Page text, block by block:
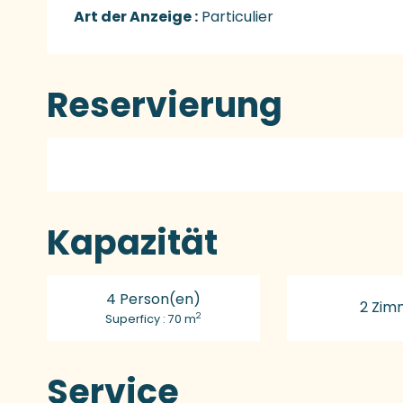
Art der Anzeige : Particulier
Reservierung
Kapazität
4 Person(en)
Superficy : 70 m2 2
Service